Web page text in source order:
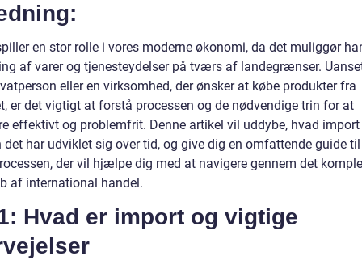
en stor rolle i vores moderne økonomi, da det muliggør
af varer og tjenesteydelser på tværs af landegrænser.
eller en virksomhed, der ønsker at købe produkter fra
er det vigtigt at forstå processen og de nødvendige trin for at
effektivt og problemfrit. Denne artikel vil uddybe, hvad import
det har udviklet sig over tid, og give dig en omfattende guide til
der vil hjælpe dig med at navigere gennem det
af international handel.
Hvad er import og vigtige